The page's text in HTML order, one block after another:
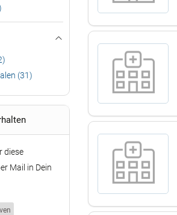
(31)
diese
Mail in Dein